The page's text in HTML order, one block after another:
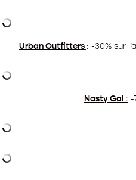
Urban Outfitters : -30% sur
Nasty Gal : -